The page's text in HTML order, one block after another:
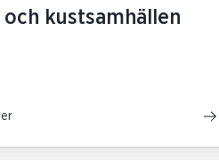
och kustsamhällen